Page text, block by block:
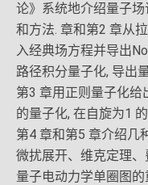
论》系统地介绍量子
和方法. 章和第2 章从
入经典场方程并导出
路径积分量子化, 导出
第3 章用正则量子化
的量子化, 在自旋为1
第4 章和第5 章介绍几
微扰展开、维克定理
量子电动力学单圈图